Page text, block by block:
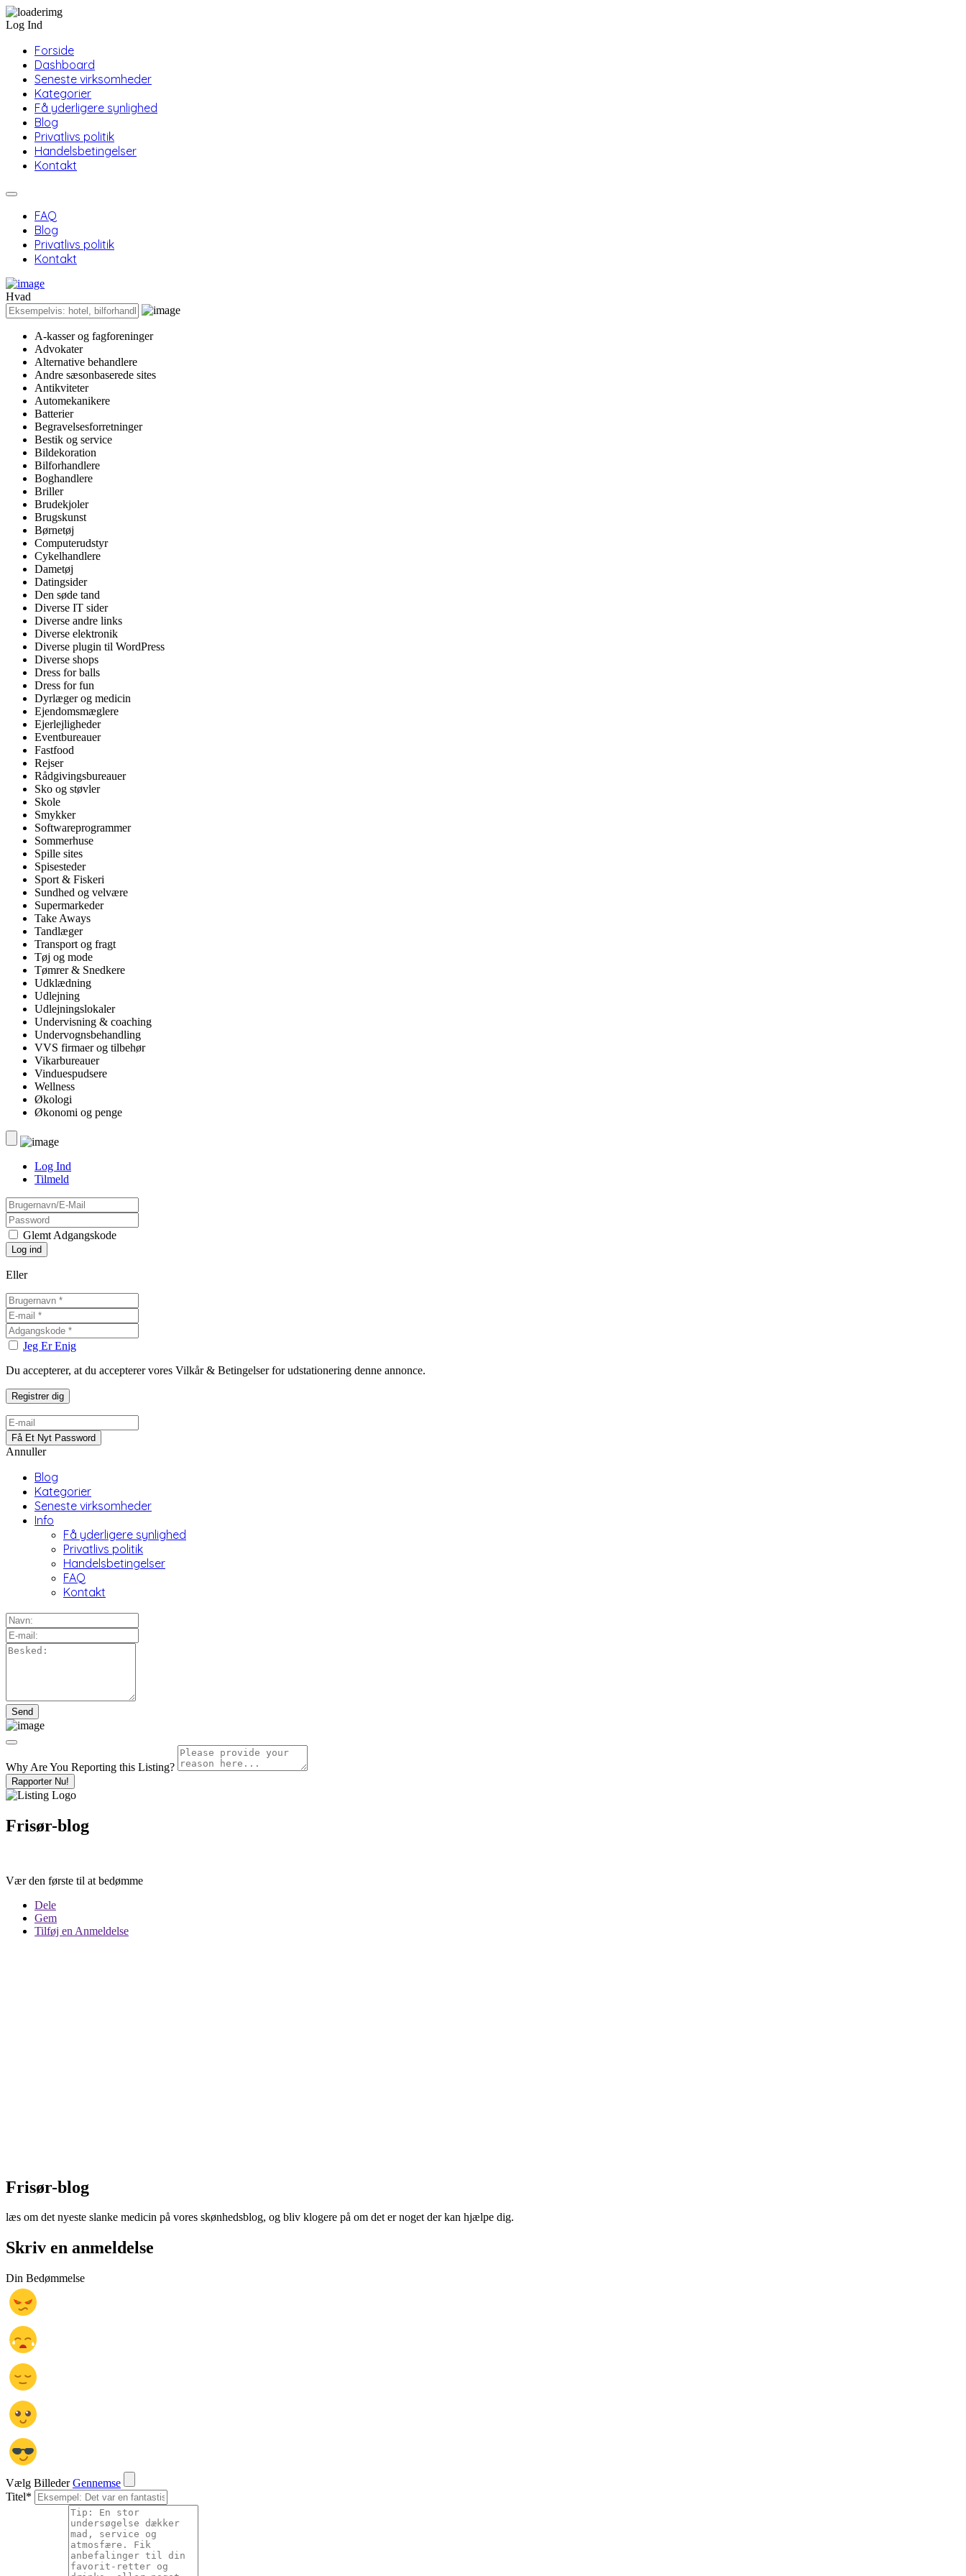
Log Ind
Forside
Dashboard
Seneste virksomheder
Kategorier
Få yderligere synlighed
Blog
Privatlivs politik
Handelsbetingelser
Kontakt
FAQ
Blog
Privatlivs politik
Kontakt
Hvad
A-kasser og fagforeninger
Advokater
Alternative behandlere
Andre sæsonbaserede sites
Antikviteter
Automekanikere
Batterier
Begravelsesforretninger
Bestik og service
Bildekoration
Bilforhandlere
Boghandlere
Briller
Brudekjoler
Brugskunst
Børnetøj
Computerudstyr
Cykelhandlere
Dametøj
Datingsider
Den søde tand
Diverse IT sider
Diverse andre links
Diverse elektronik
Diverse plugin til WordPress
Diverse shops
Dress for balls
Dress for fun
Dyrlæger og medicin
Ejendomsmæglere
Ejerlejligheder
Eventbureauer
Fastfood
Rejser
Rådgivingsbureauer
Sko og støvler
Skole
Smykker
Softwareprogrammer
Sommerhuse
Spille sites
Spisesteder
Sport & Fiskeri
Sundhed og velvære
Supermarkeder
Take Aways
Tandlæger
Transport og fragt
Tøj og mode
Tømrer & Snedkere
Udklædning
Udlejning
Udlejningslokaler
Undervisning & coaching
Undervognsbehandling
VVS firmaer og tilbehør
Vikarbureauer
Vinduespudsere
Wellness
Økologi
Økonomi og penge
Log Ind
Tilmeld
Glemt Adgangskode
Eller
Jeg Er Enig
Du accepterer, at du accepterer vores Vilkår & Betingelser for udstationering denne annonce.
Annuller
Blog
Kategorier
Seneste virksomheder
Info
Få yderligere synlighed
Privatlivs politik
Handelsbetingelser
FAQ
Kontakt
Why Are You Reporting this Listing?
Rapporter Nu!
Frisør-blog
Vær den første til at bedømme
Dele
Gem
Tilføj en Anmeldelse
Frisør-blog
læs om det nyeste slanke medicin på vores skønhedsblog, og bliv klogere på om det er noget der kan hjælpe dig.
Skriv en anmeldelse
Din Bedømmelse
Vælg Billeder Gennemse
Titel*